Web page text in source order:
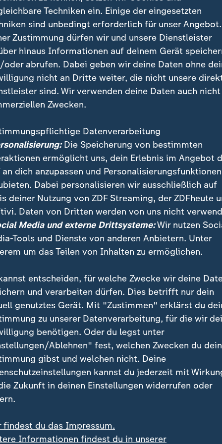
einfach die Mannschaft
gegen vielleicht elf bessere
zu gewinnen.
Kaderplätze scheint offener denn je. Mit jungen
Talent Franziska Kett (20) erhöhte Wück noch
Fußball - Frauen-EM 2025
:Alle Spiele live
und ZDF
ARD und ZDF
der Fußball-EM der
Schweiz (2. bis 27.
die Nations-League-
Frauen vor der EM
ZDF.
Leistung auf den Platz zu
geben sich optimistisch. Die Mannschaft habe
leisten können. Man hat aber auch gesehen, dass
Leistung auf den Platz zu bekommen", sagte
ich überzeugt, dass wir zur EM voll da sind."
Techniken ein. Einige der eingesetzten
sind unbedingt erforderlich für unser
Zustimmung dürfen wir und unsere Dienstleister
hinaus Informationen auf deinem Gerät
oder abrufen. Dabei geben wir deine Daten ohne
nicht an Dritte weiter, die nicht unsere
sind. Wir verwenden deine Daten auch nicht
Zwecken.
Datenverarbeitung
Die Speicherung von bestimmten
ermöglicht uns, dein Erlebnis im Angebot
an dich anzupassen und Personalisierungsfunktionen
Dabei personalisieren wir ausschließlich auf
deiner Nutzung von ZDF Streaming, der ZDFheute
Daten von Dritten werden von uns nicht
Media und externe Drittsysteme:Wir nutzen
Tools und Dienste von anderen Anbietern. Unter
um das Teilen von Inhalten zu ermöglichen.
entscheiden, für welche Zwecke wir deine
und verarbeiten dürfen. Dies betrifft nur dein
genutztes Gerät. Mit "Zustimmen" erklärst du
zu unserer Datenverarbeitung, für die wir
benötigen. Oder du legst unter
Ablehnen" fest, welchen Zwecken du
gibst und welchen nicht. Deine
kannst du jederzeit mit
Zukunft in deinen Einstellungen widerrufen oder
findest du das Impressum.
Informationen findest du in unserer